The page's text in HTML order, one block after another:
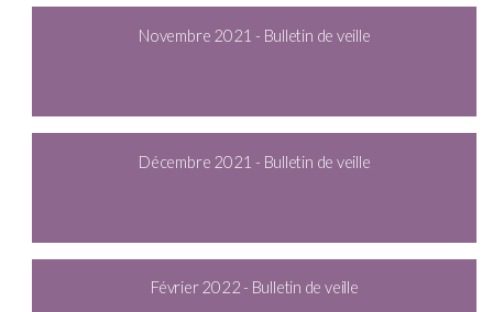
Novembre 2021 - Bulletin de veille
Décembre 2021 - Bulletin de veille
Février 2022 - Bulletin de veille